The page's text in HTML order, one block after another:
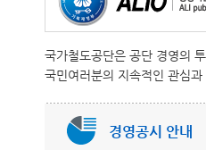
국가철도공단은 공단 경영의
국민여러분의 지속적인 관심
경영공시 안내